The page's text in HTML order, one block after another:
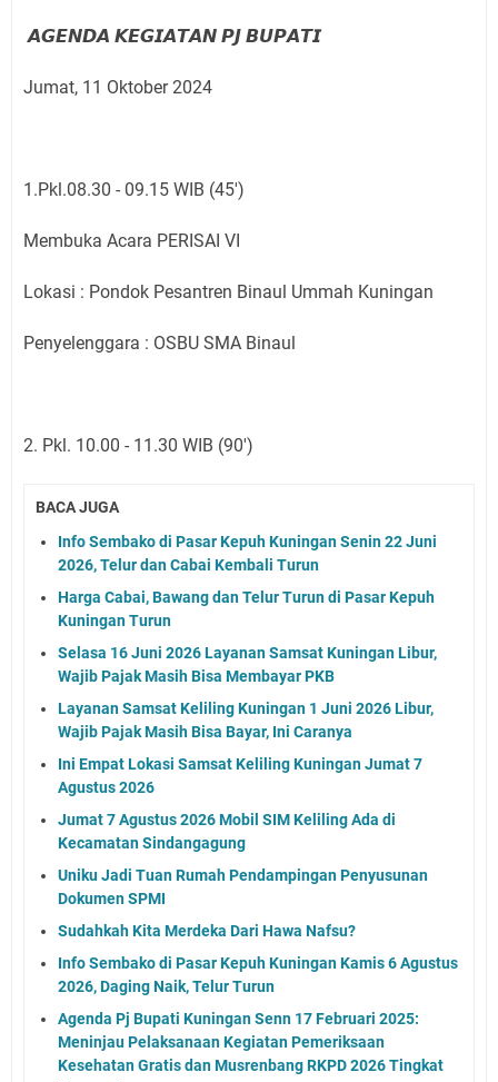
𝘼𝙂𝙀𝙉𝘿𝘼 𝙆𝙀𝙂𝙄𝘼𝙏𝘼𝙉 𝙋𝙅 𝘽𝙐𝙋𝘼𝙏𝙄
Jumat, 11 Oktober 2024
1.Pkl.08.30 - 09.15 WIB (45')
Membuka Acara PERISAI VI
Lokasi : Pondok Pesantren Binaul Ummah Kuningan
Penyelenggara : OSBU SMA Binaul
2. Pkl. 10.00 - 11.30 WIB (90')
BACA JUGA
Info Sembako di Pasar Kepuh Kuningan Senin 22 Juni
2026, Telur dan Cabai Kembali Turun
Harga Cabai, Bawang dan Telur Turun di Pasar Kepuh
Kuningan Turun
Selasa 16 Juni 2026 Layanan Samsat Kuningan Libur,
Wajib Pajak Masih Bisa Membayar PKB
Layanan Samsat Keliling Kuningan 1 Juni 2026 Libur,
Wajib Pajak Masih Bisa Bayar, Ini Caranya
Ini Empat Lokasi Samsat Keliling Kuningan Jumat 7
Agustus 2026
Jumat 7 Agustus 2026 Mobil SIM Keliling Ada di
Kecamatan Sindangagung
Uniku Jadi Tuan Rumah Pendampingan Penyusunan
Dokumen SPMI
Sudahkah Kita Merdeka Dari Hawa Nafsu?
Info Sembako di Pasar Kepuh Kuningan Kamis 6 Agustus
2026, Daging Naik, Telur Turun
Agenda Pj Bupati Kuningan Senn 17 Februari 2025:
Meninjau Pelaksanaan Kegiatan Pemeriksaan
Kesehatan Gratis dan Musrenbang RKPD 2026 Tingkat